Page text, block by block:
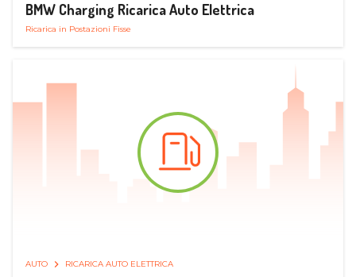
BMW Charging Ricarica Auto Elettrica
Ricarica in Postazioni Fisse
AUTO RICARICA AUTO ELETTRICA